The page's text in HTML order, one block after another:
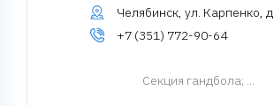
Челябинск, ул. Карпенко,
+7 (351) 772-90-64
Cекция гандбола; ...